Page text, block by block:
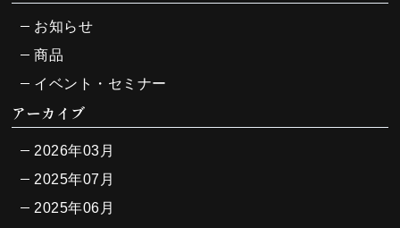
お知らせ
商品
イベント・セミナー
アーカイブ
2026年03月
2025年07月
2025年06月